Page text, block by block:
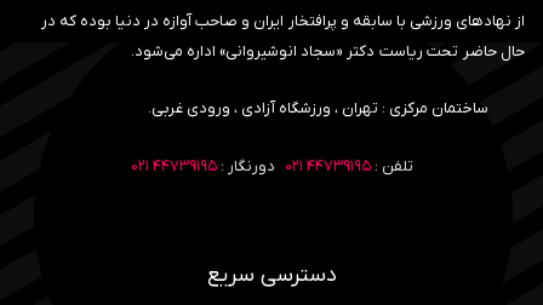
از نهادهای ورزشی با سابقه و پرافتخار ایران و صاحب آوازه در دنیا بوده که در
حال حاضر تحت ریاست دکتر «سجاد انوشیروانی» اداره می‌شود.
ساختمان مرکزی : تهران ، ورزشگاه آزادی ، ورودی غربی.
تلفن :۴۴۷۳۹۱۹۵ ۰۲۱ دورنگار :۴۴۷۳۹۱۹۵ ۰۲۱
دسترسی سریع